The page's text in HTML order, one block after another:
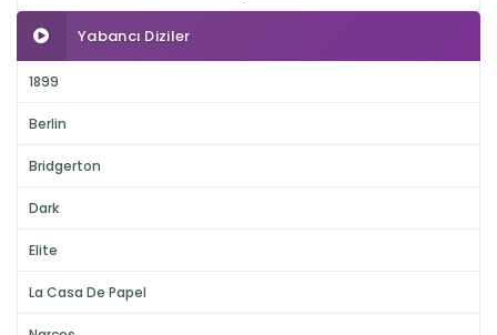
Yabancı Diziler
1899
Berlin
Bridgerton
Dark
Elite
La Casa De Papel